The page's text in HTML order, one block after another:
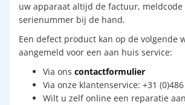
uw apparaat altijd de factuur, meldcode
serienummer bij de hand.
Een defect product kan op de volgende
aangemeld voor een aan huis service:
Via ons contactformulier
Via onze klantenservice: +31
Wilt u zelf online een reparatie